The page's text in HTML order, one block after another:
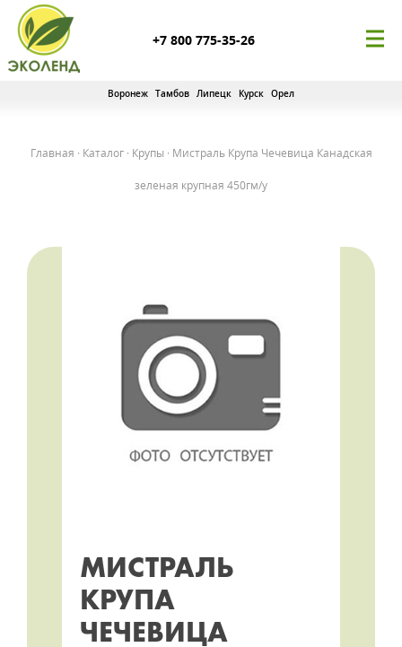
+7 800 775-35-26
Воронеж Тамбов Липецк Курск Орел
Главная · Каталог· Крупы · Мистраль Крупа Чечевица Канадская
зеленая крупная 450гм/у
МИСТРАЛЬ
КРУПА
ЧЕЧЕВИЦА